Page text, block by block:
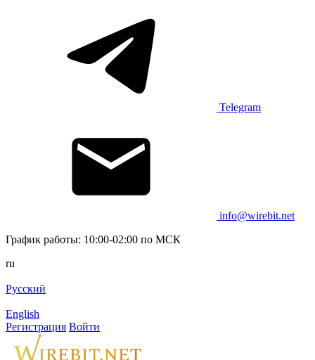
Telegram
info@wirebit.net
График работы: 10:00-02:00 по МСК
ru
Русский
English
Регистрация Войти